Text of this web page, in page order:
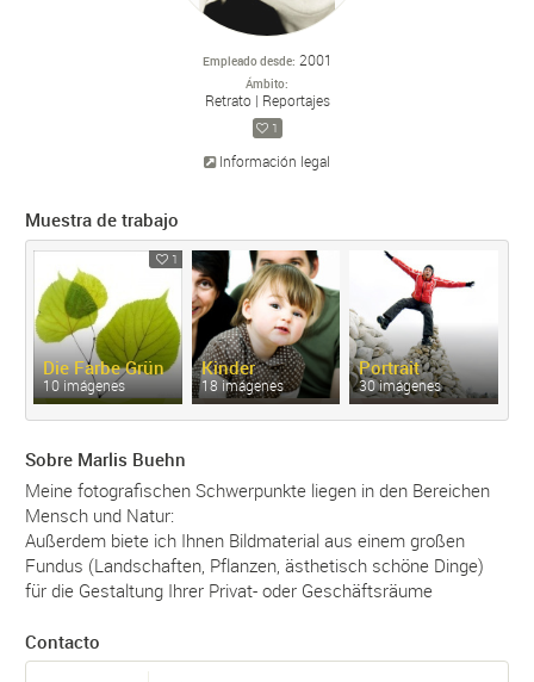
Empleado desde 2001
Ámbito
Retrato Reportajes
1
Información legal
Muestra de trabajo
1
Die Farbe Grün
10 imágenes
Kinder
18 imágenes
Portrait
30 imágenes
Sobre Marlis Buehn
Meine fotografischen Schwerpunkte liegen in den Bereichen
Mensch und Natur:
Außerdem biete ich Ihnen Bildmaterial aus einem großen
Fundus (Landschaften, Pflanzen, ästhetisch schöne Dinge)
für die Gestaltung Ihrer Privat- oder Geschäftsräume
Contacto